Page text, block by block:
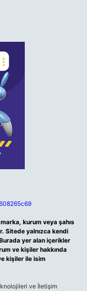
kurum veya şahıs
Sitede yalnızca kendi
yer alan içerikler
ve kişiler hakkında
kişiler ile isim
ve İletişim